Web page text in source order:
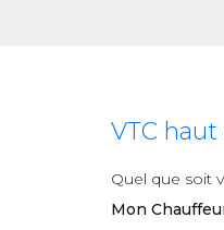
VTC
Quel que soit
Mon